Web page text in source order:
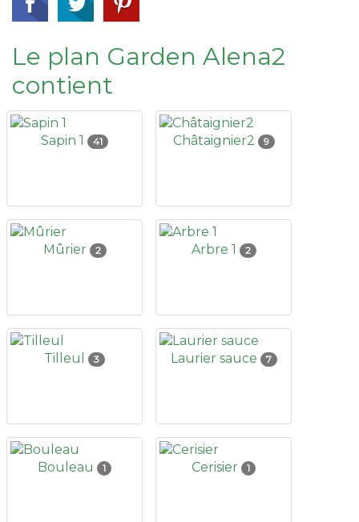
Le plan Garden Alena2
contient
Sapin 1 41 Châtaignier2 9
Mûrier 2 Arbre 1 2
Tilleul 3 Laurier sauce 7
Bouleau 1 Cerisier 1